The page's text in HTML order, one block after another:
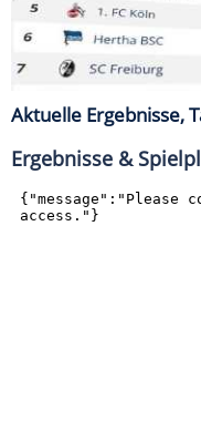
Aktuelle Ergebnisse,
Ergebnisse &